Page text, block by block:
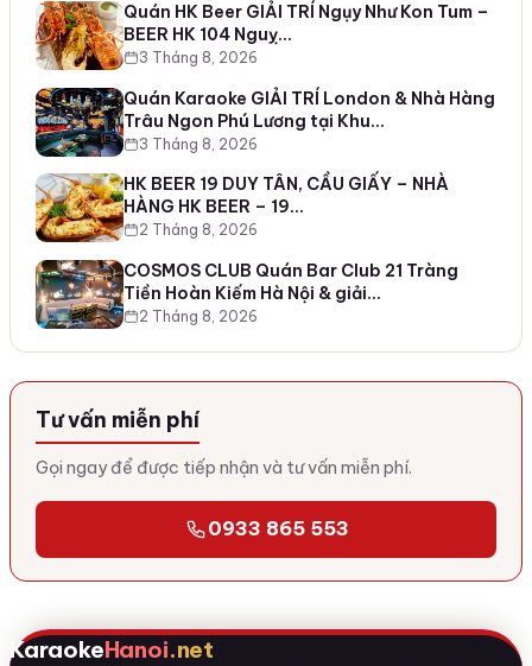
Quán HK Beer GIẢI TRÍ Ngụy Như Kon Tum –
BEER HK 104 Nguỵ…
3 Tháng 8, 2026
Quán Karaoke GIẢI TRÍ London & Nhà Hàng
Trâu Ngon Phú Lương tại Khu…
3 Tháng 8, 2026
HK BEER 19 DUY TÂN, CẦU GIẤY – NHÀ
HÀNG HK BEER – 19…
2 Tháng 8, 2026
COSMOS CLUB Quán Bar Club 21 Tràng
Tiền Hoàn Kiếm Hà Nội & giải…
2 Tháng 8, 2026
Tư vấn miễn phí
Gọi ngay để được tiếp nhận và tư vấn miễn phí.
0933 865 553
KaraokeHanoi.net